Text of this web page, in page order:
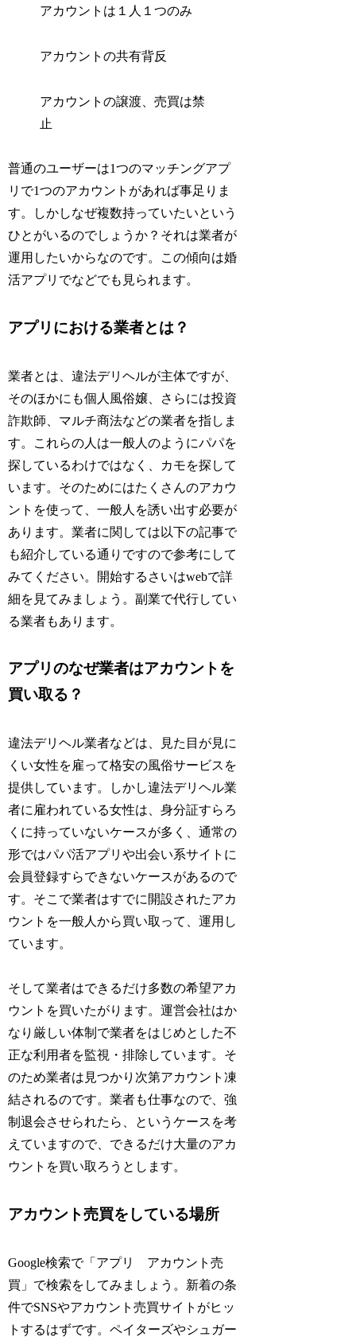
アカウントは１人１つのみ
アカウントの共有背反
アカウントの譲渡、売買は禁
止
普通のユーザーは1つのマッチングアプ
リで1つのアカウントがあれば事足りま
す。しかしなぜ複数持っていたいという
ひとがいるのでしょうか？それは業者が
運用したいからなのです。この傾向は婚
活アプリでなどでも見られます。
アプリにおける業者とは？
業者とは、違法デリヘルが主体ですが、
そのほかにも個人風俗嬢、さらには投資
詐欺師、マルチ商法などの業者を指しま
す。これらの人は一般人のようにパパを
探しているわけではなく、カモを探して
います。そのためにはたくさんのアカウ
ントを使って、一般人を誘い出す必要が
あります。業者に関しては以下の記事で
も紹介している通りですので参考にして
みてください。開始するさいはwebで詳
細を見てみましょう。副業で代行してい
る業者もあります。
アプリのなぜ業者はアカウントを
買い取る？
違法デリヘル業者などは、見た目が見に
くい女性を雇って格安の風俗サービスを
提供しています。しかし違法デリヘル業
者に雇われている女性は、身分証すらろ
くに持っていないケースが多く、通常の
形ではパパ活アプリや出会い系サイトに
会員登録すらできないケースがあるので
す。そこで業者はすでに開設されたアカ
ウントを一般人から買い取って、運用し
ています。
そして業者はできるだけ多数の希望アカ
ウントを買いたがります。運営会社はか
なり厳しい体制で業者をはじめとした不
正な利用者を監視・排除しています。そ
のため業者は見つかり次第アカウント凍
結されるのです。業者も仕事なので、強
制退会させられたら、というケースを考
えていますので、できるだけ大量のアカ
ウントを買い取ろうとします。
アカウント売買をしている場所
Google検索で「アプリ アカウント売
買」で検索をしてみましょう。新着の条
件でSNSやアカウント売買サイトがヒッ
トするはずです。ペイターズやシュガー